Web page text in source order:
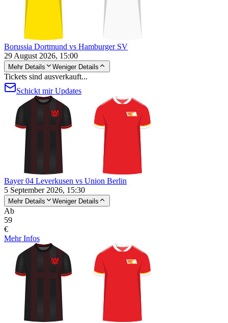
Borussia Dortmund vs Hamburger SV
29 August 2026, 15:00
Mehr Details Weniger Details
Tickets sind ausverkauft...
Schickt mir Updates
Bayer 04 Leverkusen vs Union Berlin
5 September 2026, 15:30
Mehr Details Weniger Details
Ab
59
€
Mehr Infos